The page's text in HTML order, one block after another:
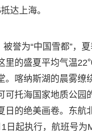
达上海。
被誉为“中国雪都”，
里的盛夏平均气温
。喀纳斯湖的晨雾缭
可托海国家地质公园
日的绝美画卷。东航
日起执行，航班号为